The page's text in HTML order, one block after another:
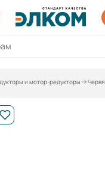
и мотор-редукторы